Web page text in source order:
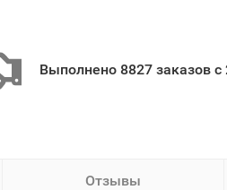
Выполнено 8827 заказов с
Отзывы